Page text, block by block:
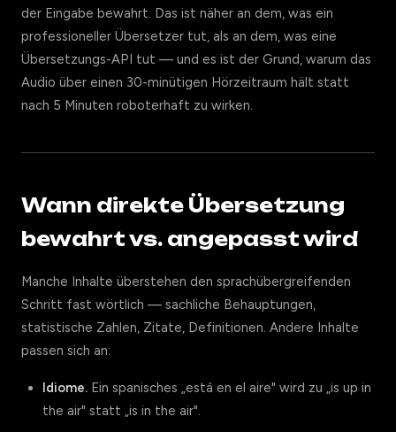
der Eingabe bewahrt. Das ist näher an dem, was ein
professioneller Übersetzer tut, als an dem, was eine
Übersetzungs-API tut — und es ist der Grund, warum das
Audio über einen 30-minütigen Hörzeitraum hält statt
nach 5 Minuten roboterhaft zu wirken.
Wann direkte Übersetzung
bewahrt vs. angepasst wird
Manche Inhalte überstehen den sprachübergreifenden
Schritt fast wörtlich — sachliche Behauptungen,
statistische Zahlen, Zitate, Definitionen. Andere Inhalte
passen sich an:
Idiome. Ein spanisches „está en el aire" wird zu „is up in
the air" statt „is in the air".